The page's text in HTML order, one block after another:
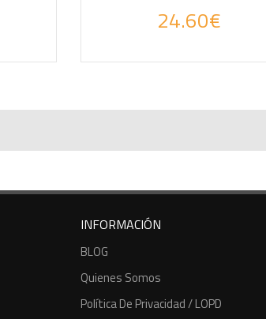
24.60€
INFORMACIÓN
BLOG
Quienes Somos
Política De Privacidad / LOPD